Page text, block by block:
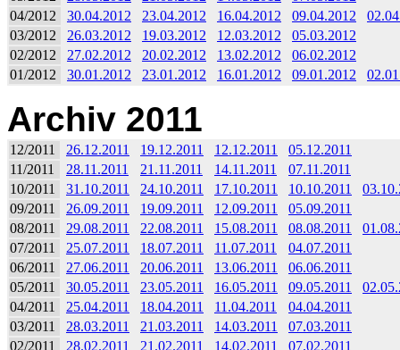
04/2012
30.04.2012 23.04.2012 16.04.2012 09.04.2012
03/2012
26.03.2012 19.03.2012 12.03.2012
05.03.2012
02/2012
27.02.2012 20.02.2012 13.02.2012
06.02.2012
01/2012
30.01.2012 23.01.2012 16.01.2012 09.01.2012
Archiv 2011
12/2011 26.12.2011 19.12.2011 12.12.2011
05.12.2011
11/2011
28.11.2011 21.11.2011 14.11.2011
07.11.2011
10/2011
31.10.2011 24.10.2011 17.10.2011 10.10.2011
09/2011
26.09.2011 19.09.2011 12.09.2011
05.09.2011
08/2011
29.08.2011 22.08.2011 15.08.2011 08.08.2011
07/2011
25.07.2011 18.07.2011 11.07.2011
04.07.2011
06/2011
27.06.2011 20.06.2011 13.06.2011
06.06.2011
05/2011
30.05.2011 23.05.2011 16.05.2011 09.05.2011
04/2011
25.04.2011 18.04.2011 11.04.2011
04.04.2011
03/2011
28.03.2011 21.03.2011 14.03.2011
07.03.2011
02/2011
28.02.2011 21.02.2011 14.02.2011
07.02.2011